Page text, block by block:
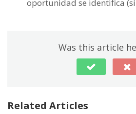
oportunidad se identifica
Was this article
Related Articles